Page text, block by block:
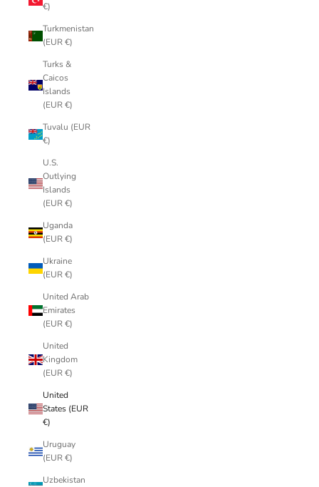
€)
Turkmenistan
(EUR €)
Turks &
Caicos
Islands
(EUR €)
Tuvalu (EUR
€)
U.S.
Outlying
Islands
(EUR €)
Uganda
(EUR €)
Ukraine
(EUR €)
United Arab
Emirates
(EUR €)
United
Kingdom
(EUR €)
United
States (EUR
€)
Uruguay
(EUR €)
Uzbekistan